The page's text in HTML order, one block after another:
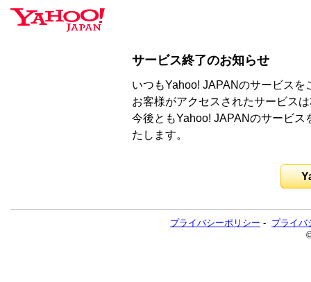
サービス終了のお知らせ
いつもYahoo! JAPANのサービス
お客様がアクセスされたサービス
今後ともYahoo! JAPANのサービ
たします。
プライバシーポリシー - プライバ